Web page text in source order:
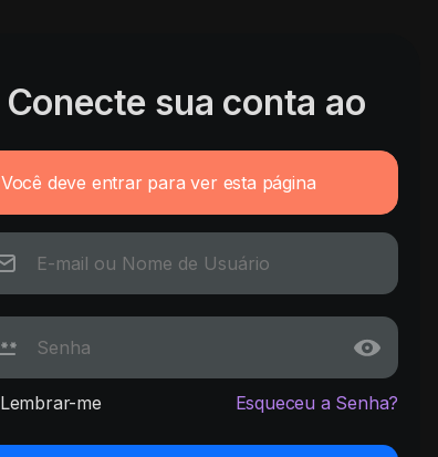
Conecte sua conta ao
Você deve entrar para ver esta página
Lembrar-me Esqueceu a Senha?